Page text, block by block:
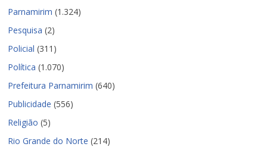
Parnamirim (1.324)
Pesquisa (2)
Policial (311)
Política (1.070)
Prefeitura Parnamirim (640)
Publicidade (556)
Religião (5)
Rio Grande do Norte (214)